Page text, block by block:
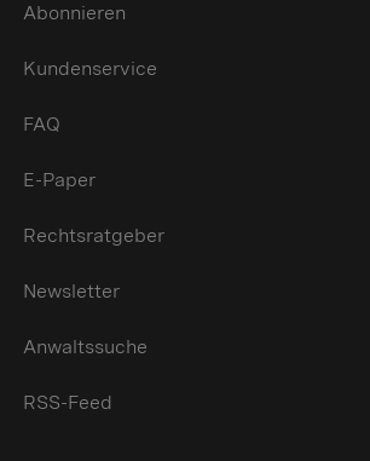
Abonnieren
Kundenservice
FAQ
E-Paper
Rechtsratgeber
Newsletter
Anwaltssuche
RSS-Feed